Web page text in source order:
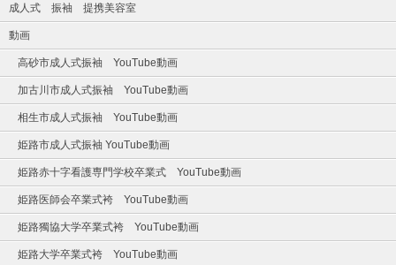
成人式 振袖 提携美容室
動画
高砂市成人式振袖 YouTube動画
加古川市成人式振袖 YouTube動画
相生市成人式振袖 YouTube動画
姫路市成人式振袖 YouTube動画
姫路赤十字看護専門学校卒業式 YouTube動画
姫路医師会卒業式袴 YouTube動画
姫路獨協大学卒業式袴 YouTube動画
姫路大学卒業式袴 YouTube動画